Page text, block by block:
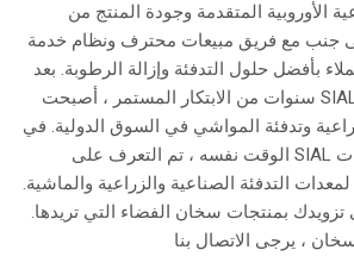
الأوروبية المتقدمة وجودة المنتج من
جنب مع فريق مبيعات محترف ونظام خدمة
بأفضل حلول التدفئة وإزالة الرطوبة. بعد
سنوات من الابتكار المستمر ، أصبحت SIAL المورد الأول للمعدات
وتدفئة المواشي في السوق الدولية. في
الوقت نفسه ، تم التعرف على SIAL أيضًا كواحدة من العلامات
لمعدات التدفئة الصناعية والزراعية والماشية.
تزويدك بمنتجات سخان الفضاء التي تريدها.